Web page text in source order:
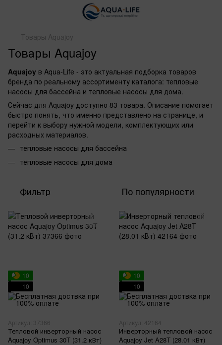
Товары Aquajoy
Товары Aquajoy
Aquajoy в Aqua-Life - это актуальная подборка товаров
бренда по реальному ассортименту каталога: тепловые
насосы для бассейна и тепловые насосы для дома.
Сейчас для Aquajoy доступно 83 товара. Описание помогает
быстро понять, что именно представлено на странице, и
перейти к выбору нужной модели, комплектующих или
расходных материалов.
тепловые насосы для бассейна
тепловые насосы для дома
Фильтр По популярности
10
10
Артикул: 37366
Тепловой инверторный насос
Aquajoy Optimus 30T (31.2 кВт)
10
10
Артикул: 42164
Инверторный тепловой насос
Aquajoy Jet A28T (28.01 кВт)